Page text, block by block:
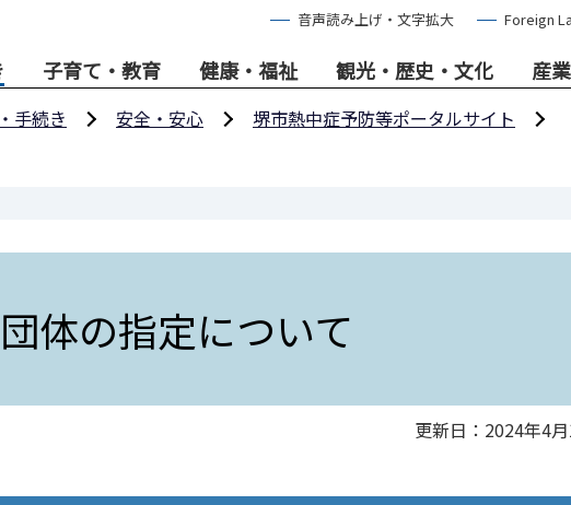
音声読み上げ・文字拡大 Foreign
子育て・教育 健康・福祉 観光・歴史・文化 産
手続き 安全・安心
堺市熱中症予防等ポータルサイト
体の指定について
更新日：2024年4